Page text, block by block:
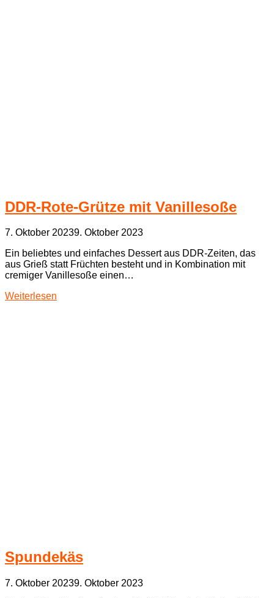
DDR-Rote-Grütze mit Vanillesoße
7. Oktober 20239. Oktober 2023
Ein beliebtes und einfaches Dessert aus DDR-Zeiten, das
aus Grieß statt Früchten besteht und in Kombination mit
cremiger Vanillesoße einen…
Weiterlesen
Spundekäs
7. Oktober 20239. Oktober 2023